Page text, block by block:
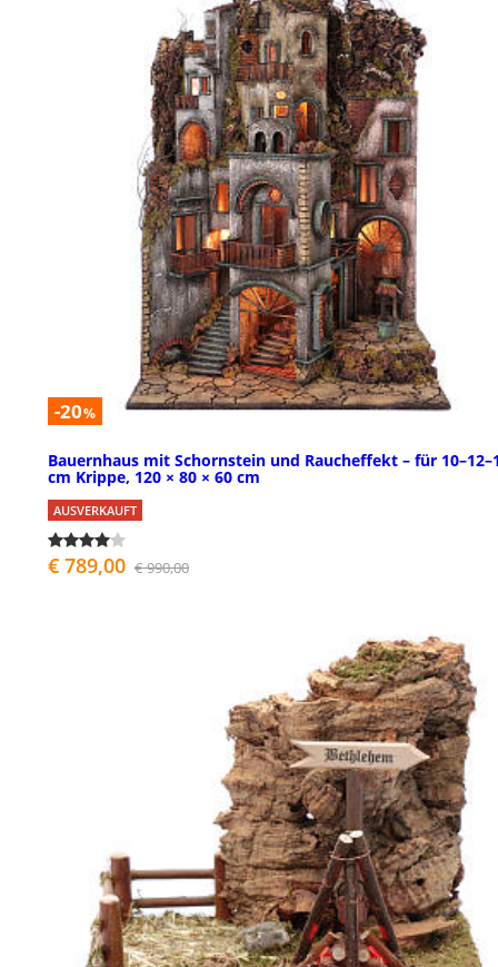
-20%
Bauernhaus mit Schornstein und Raucheffekt – für
cm Krippe, 120 × 80 × 60 cm
AUSVERKAUFT
€ 789,00 € 990,00